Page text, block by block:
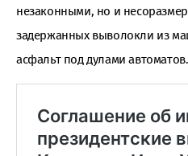
незаконными, но и
задержанных выволокли из
асфальт под дулами автоматов.